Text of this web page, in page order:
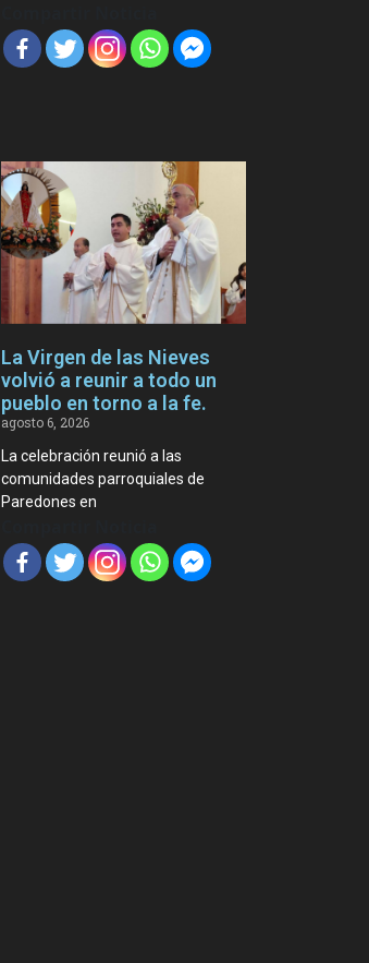
La Virgen de las Nieves
volvió a reunir a todo un
pueblo en torno a la fe.
agosto 6, 2026
La celebración reunió a las
comunidades parroquiales de
Paredones en